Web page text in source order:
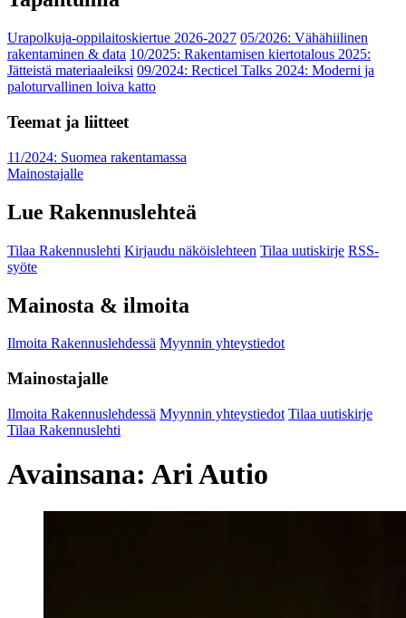
Urapolkuja-oppilaitoskiertue 2026-2027 05/2026: Vähähiilinen
rakentaminen & data 10/2025: Rakentamisen kiertotalous 2025:
Jätteistä materiaaleiksi 09/2024: Recticel Talks 2024: Moderni ja
paloturvallinen loiva katto
Teemat ja liitteet
11/2024: Suomea rakentamassa
Mainostajalle
Lue Rakennuslehteä
Tilaa Rakennuslehti Kirjaudu näköislehteen Tilaa uutiskirje RSS-
syöte
Mainosta & ilmoita
Ilmoita Rakennuslehdessä Myynnin yhteystiedot
Mainostajalle
Ilmoita Rakennuslehdessä Myynnin yhteystiedot Tilaa uutiskirje
Tilaa Rakennuslehti
Avainsana: Ari Autio